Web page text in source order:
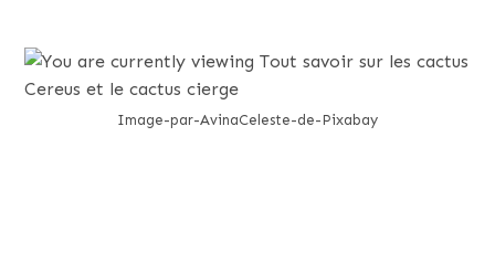
Image-par-AvinaCeleste-de-Pixabay